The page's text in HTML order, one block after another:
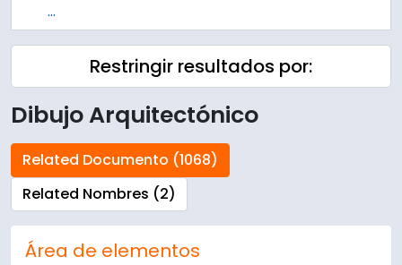
...
Restringir resultados por:
Dibujo Arquitectónico
Related Documento (1068)
Related Nombres (2)
Área de elementos